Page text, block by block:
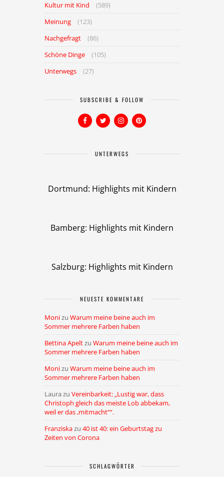
Kultur mit Kind
(589)
Meinung
(123)
Nachgefragt
(86)
Schöne Dinge
(105)
Unterwegs
(27)
SUBSCRIBE & FOLLOW
UNTERWEGS
Dortmund: Highlights mit Kindern
Bamberg: Highlights mit Kindern
Salzburg: Highlights mit Kindern
NEUESTE KOMMENTARE
Monizu Warum meine beine auch im
Sommer mehrere Farben haben
Bettina Apeltzu Warum meine beine auch im
Sommer mehrere Farben haben
Monizu Warum meine beine auch im
Sommer mehrere Farben haben
Laura zu Vereinbarkeit: „Lustig war, dass
Christoph gleich das meiste Lob abbekam,
weil er das ,mitmacht““.
Franziskazu 40 ist 40: ein Geburtstag zu
Zeiten von Corona
SCHLAGWÖRTER